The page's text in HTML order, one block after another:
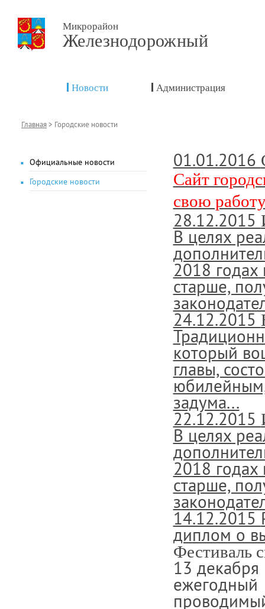
Микрорайон
Железнодорожный
Новости Администрация
Главная> Городские новости
Официальные новости
Городские новости
01.01.2016
Сайт
свою
28.12.2015
В целях
2018 годах
старше,
24.12.2015
который
главы,
задума...
22.12.2015
В целях
2018 годах
старше,
14.12.2015
диплом о
Фестиваль
13
ежегодный